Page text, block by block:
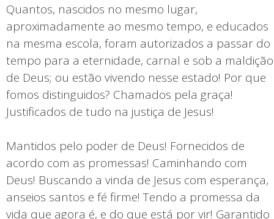
Quantos, nascidos no mesmo lugar,
aproximadamente ao mesmo tempo, e educados
na mesma escola, foram autorizados a passar do
tempo para a eternidade, carnal e sob a maldição
de Deus; ou estão vivendo nesse estado! Por que
fomos distinguidos? Chamados pela graça!
Justificados de tudo na justiça de Jesus!
Mantidos pelo poder de Deus! Fornecidos de
acordo com as promessas! Caminhando com
Deus! Buscando a vinda de Jesus com esperança,
anseios santos e fé firme! Tendo a promessa da
vida que agora é, e do que está por vir! Garantido